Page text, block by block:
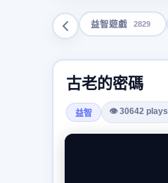
益智遊戲 2829
古老的密碼
益智 👁 30642 plays